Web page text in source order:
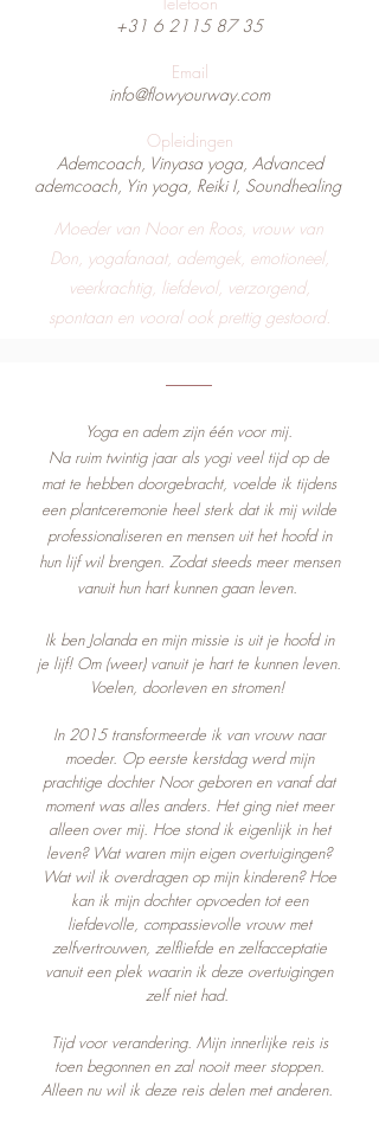
+31 6 2115 87 35
Email
info@flowyourway.com
Opleidingen
Ademcoach, Vinyasa yoga, Advanced
ademcoach, Yin yoga, Reiki I, Soundhealing
Moeder van Noor en Roos, vrouw van
Don, yogafanaat, ademgek, emotioneel,
veerkrachtig, liefdevol, verzorgend,
spontaan en vooral ook prettig gestoord.
Yoga en adem zijn één voor mij.
Na ruim twintig jaar als yogi veel tijd op de
mat te hebben doorgebracht, voelde ik tijdens
een plantceremonie heel sterk dat ik mij wilde
professionaliseren en mensen uit het hoofd in
hun lijf wil brengen. Zodat steeds meer mensen
vanuit hun hart kunnen gaan leven.
Ik ben Jolanda en mijn missie is uit je hoofd in
je lijf! Om (weer) vanuit je hart te kunnen leven.
Voelen, doorleven en stromen!
In 2015 transformeerde ik van vrouw naar
moeder. Op eerste kerstdag werd mijn
prachtige dochter Noor geboren en vanaf dat
moment was alles anders. Het ging niet meer
alleen over mij. Hoe stond ik eigenlijk in het
leven? Wat waren mijn eigen overtuigingen?
Wat wil ik overdragen op mijn kinderen? Hoe
kan ik mijn dochter opvoeden tot een
liefdevolle, compassievolle vrouw met
zelfvertrouwen, zelfliefde en zelfacceptatie
vanuit een plek waarin ik deze overtuigingen
zelf niet had.
Tijd voor verandering. Mijn innerlijke reis is
toen begonnen en zal nooit meer stoppen.
Alleen nu wil ik deze reis delen met anderen.